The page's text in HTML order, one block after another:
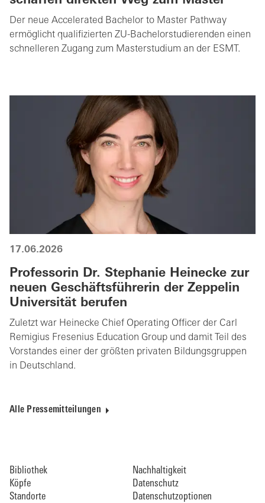
Der neue Accelerated Bachelor to Master Pathway
ermöglicht qualifizierten ZU-Bachelorstudierenden einen
schnelleren Zugang zum Masterstudium an der ESMT.
17.06.2026
Professorin Dr. Stephanie Heinecke zur
neuen Geschäftsführerin der Zeppelin
Universität berufen
Zuletzt war Heinecke Chief Operating Officer der Carl
Remigius Fresenius Education Group und damit Teil des
Vorstandes einer der größten privaten Bildungsgruppen
in Deutschland.
Alle Pressemitteilungen
Bibliothek
Köpfe
Standorte
Nachhaltigkeit
Datenschutz
Datenschutzoptionen